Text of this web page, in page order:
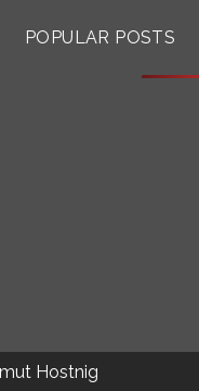
POPULAR POSTS
Hostnig